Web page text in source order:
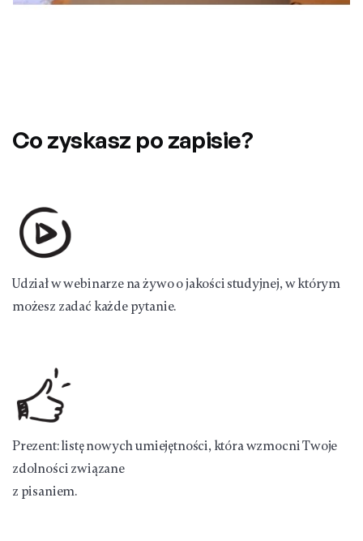
Co zyskasz po zapisie?
Udział w webinarze na żywo o jakości studyjnej, w którym
możesz zadać każde pytanie.
Prezent: listę nowych umiejętności, która wzmocni Twoje
zdolności związane
z pisaniem.